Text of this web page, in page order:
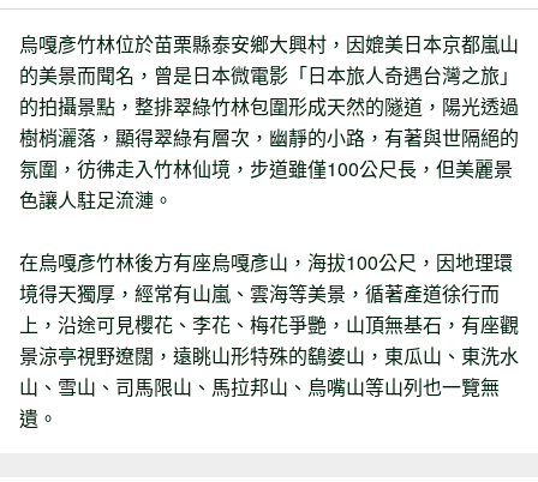
烏嘎彥竹林位於苗栗縣泰安鄉大興村，因媲美日本京都嵐山
的美景而聞名，曾是日本微電影「日本旅人奇遇台灣之旅」
的拍攝景點，整排翠綠竹林包圍形成天然的隧道，陽光透過
樹梢灑落，顯得翠綠有層次，幽靜的小路，有著與世隔絕的
氛圍，彷彿走入竹林仙境，步道雖僅100公尺長，但美麗景
色讓人駐足流漣。
在烏嘎彥竹林後方有座烏嘎彥山，海拔100公尺，因地理環
境得天獨厚，經常有山嵐、雲海等美景，循著產道徐行而
上，沿途可見櫻花、李花、梅花爭艷，山頂無基石，有座觀
景涼亭視野遼闊，遠眺山形特殊的鷂婆山，東瓜山、東洗水
山、雪山、司馬限山、馬拉邦山、烏嘴山等山列也一覽無
遺。